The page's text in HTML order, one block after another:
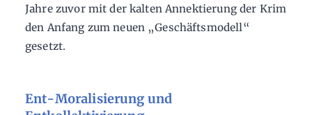
Jahre zuvor mit der kalten Annektierung der Krim
den Anfang zum neuen „Geschäftsmodell“
gesetzt.
Ent-Moralisierung und